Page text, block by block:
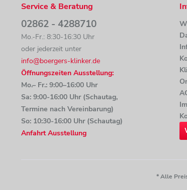
Service & Beratung
02862 - 4288710
Mo.-Fr.: 8:30-16:30 Uhr
oder jederzeit unter
info@boergers-klinker.de
Öffnungszeiten Ausstellung:
Mo.– Fr.: 9:00–16:00 Uhr
Sa: 9:00-16:00 Uhr (Schautag,
Termine nach Vereinbarung)
So: 10:30-16:00 Uhr (Schautag)
Anfahrt Ausstellung
* Alle